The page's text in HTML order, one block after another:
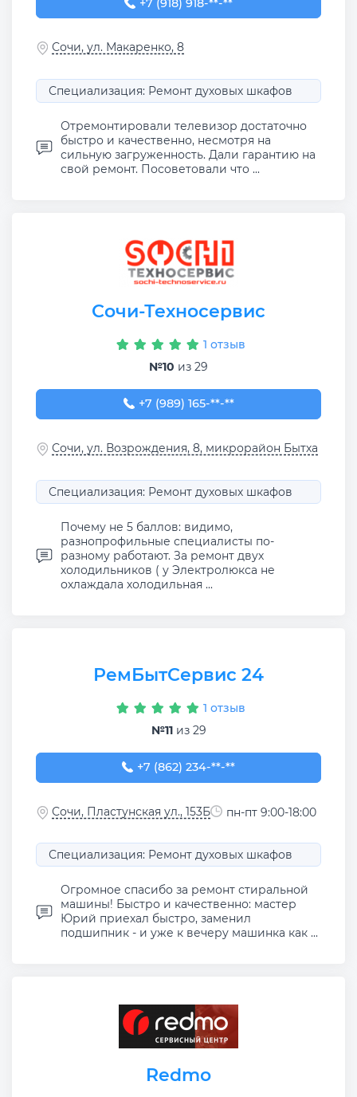
Сочи, ул. Макаренко, 8
Специализация: Ремонт духовых шкафов
Отремонтировали телевизор достаточно
быстро и качественно, несмотря на
сильную загруженность. Дали гарантию на
свой ремонт. Посоветовали что ...
Сочи-Техносервис
1 отзыв
№10 из 29
+7 (989) 165-37-98
+7 (989) 165-**-**
Сочи, ул. Возрождения, 8, микрорайон Бытха
Специализация: Ремонт духовых шкафов
Почему не 5 баллов: видимо,
разнопрофильные специалисты по-
разному работают. За ремонт двух
холодильников ( у Электролюкса не
охлаждала холодильная ...
РемБытСервис 24
1 отзыв
№11из 29
+7 (862) 234-11-77
+7 (862) 234-**-**
Сочи, Пластунская ул., 153Б пн-пт 9:00-18:00
Специализация: Ремонт духовых шкафов
Огромное спасибо за ремонт стиральной
машины! Быстро и качественно: мастер
Юрий приехал быстро, заменил
подшипник - и уже к вечеру машинка как ...
Redmo